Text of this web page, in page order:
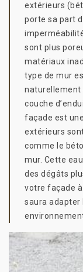
extérieurs
porte sa part
sont plus
matériaux
type de mur
naturellement
couche
façade est
extérieurs
comme le
mur. Cette
des dégâts
votre façade
saura adapter